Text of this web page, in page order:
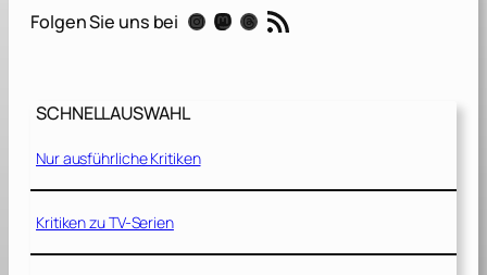
p
a
[
2
0
Folgen Sie uns bei Instagram Mastodon Threads RSS-Feed
SCHNELLAUSWAHL
Nur ausführliche Kritiken
Kritiken zu TV-Serien